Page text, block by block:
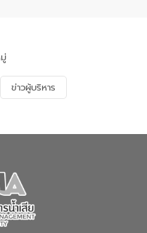
ของประเทศ และเตรียมความพร้อม
การเติบโตของเมือง รวมถึงการ
อุตสาหกรรมแห่งอนาคต ตลอดจน
จทย์ความท้าทายจากวิกฤตการ
เป็นการดึงจุดแข็งและความ
าผสานกับประสบการณ์และ
ลยีโครงข่ายน้ำครบวงจรในพื้นที่ EEC
วอเตอร์ เพื่อร่วมกันศึกษา
ลยีการปรับปรุงคุณภาพน้ำ (Water
และพัฒนารูปแบบการดำเนินงาน
ข่าวผู้บริหาร